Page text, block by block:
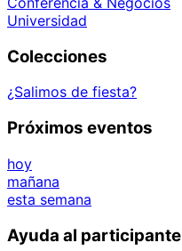
Universidad
Colecciones
¿Salimos de fiesta?
Próximos eventos
hoy
mañana
esta semana
Ayuda al participante